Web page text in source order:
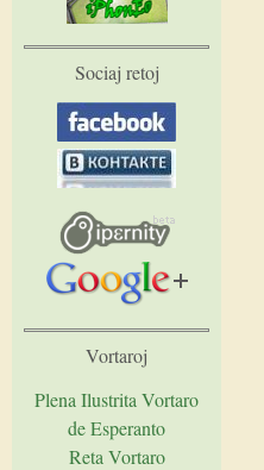
Sociaj retoj
Vortaroj
Plena Ilustrita Vortaro
de Esperanto
Reta Vortaro